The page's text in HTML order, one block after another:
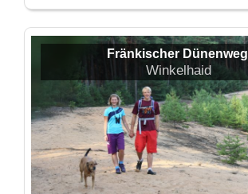
Fränkischer Dünenweg
Winkelhaid